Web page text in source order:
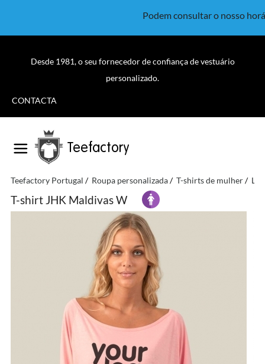
Podem consultar o nosso
Desde 1981, o seu fornecedor de confiança de vestuário
personalizado.
CONTACTA
Teefactory
Teefactory Portugal Roupa personalizada T-shirts de mulher
T-shirt JHK Maldivas W